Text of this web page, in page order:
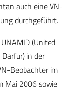
auch eine VN-
durchgeführt.
(United
in der
Beobachter im
Mai 2006 sowie